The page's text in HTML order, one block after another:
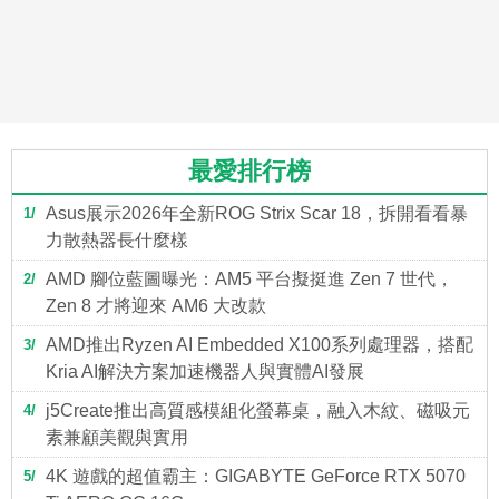
最愛排行榜
1
Asus展示2026年全新ROG Strix Scar 18，拆開看看暴
力散熱器長什麼樣
2
AMD 腳位藍圖曝光：AM5 平台擬挺進 Zen 7 世代，
Zen 8 才將迎來 AM6 大改款
3
AMD推出Ryzen AI Embedded X100系列處理器，搭配
Kria AI解決方案加速機器人與實體AI發展
4
j5Create推出高質感模組化螢幕桌，融入木紋、磁吸元
素兼顧美觀與實用
5
4K 遊戲的超值霸主：GIGABYTE GeForce RTX 5070